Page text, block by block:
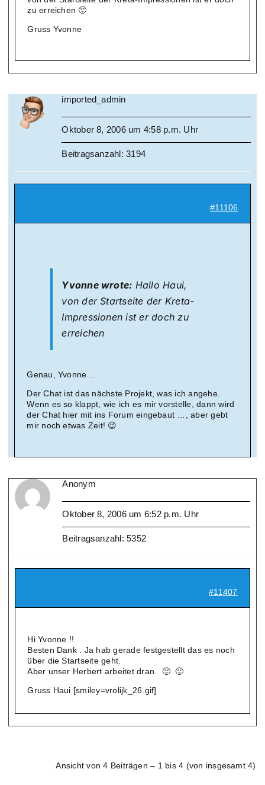
zu erreichen 🙂
Gruss Yvonne
imported_admin
Oktober 8, 2006 um 4:58 p.m. Uhr
Beitragsanzahl: 3194
#11106
Yvonne wrote: Hallo Haui,
von der Startseite der Kreta-
Impressionen ist er doch zu
erreichen
Genau, Yvonne …
Der Chat ist das nächste Projekt, was ich angehe.
Wenn es so klappt, wie ich es mir vorstelle, dann wird
der Chat hier mit ins Forum eingebaut …, aber gebt
mir noch etwas Zeit! 😉
Anonym
Oktober 8, 2006 um 6:52 p.m. Uhr
Beitragsanzahl: 5352
#11407
Hi Yvonne !!
Besten Dank . Ja hab gerade festgestellt das es noch
über die Startseite geht.
Aber unser Herbert arbeitet dran. 🙂 🙂
Gruss Haui [smiley=vrolijk_26.gif]
Ansicht von 4 Beiträgen – 1 bis 4 (von insgesamt 4)